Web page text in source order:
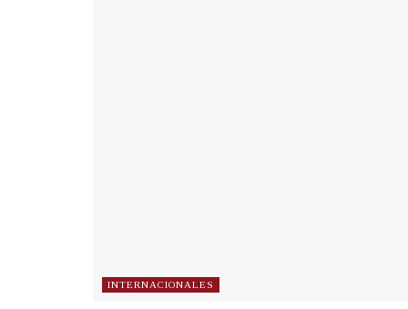
INTERNACIONALES